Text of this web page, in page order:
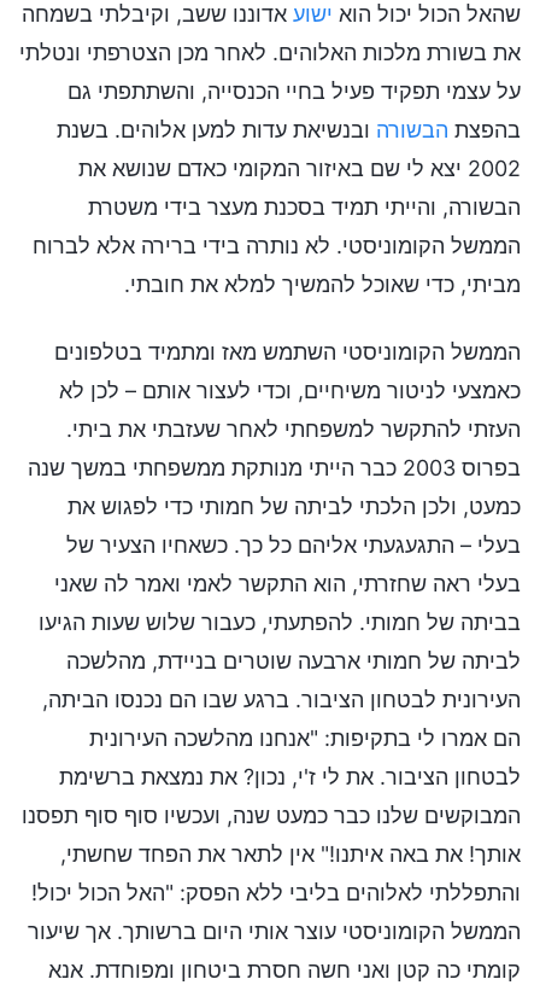
שהאל הכול יכול הוא ישוע אדוננו ששב, וקיבלתי בשמחה
את בשורת מלכות האלוהים. לאחר מכן הצטרפתי ונטלתי
על עצמי תפקיד פעיל בחיי הכנסייה, והשתתפתי גם
בהפצת הבשורה ובנשיאת עדות למען אלוהים. בשנת
2002 יצא לי שם באיזור המקומי כאדם שנושא את
הבשורה, והייתי תמיד בסכנת מעצר בידי משטרת
הממשל הקומוניסטי. לא נותרה בידי ברירה אלא לברוח
מביתי, כדי שאוכל להמשיך למלא את חובתי.
הממשל הקומוניסטי השתמש מאז ומתמיד בטלפונים
כאמצעי לניטור משיחיים, וכדי לעצור אותם – לכן לא
העזתי להתקשר למשפחתי לאחר שעזבתי את ביתי.
בפרוס 2003 כבר הייתי מנותקת ממשפחתי במשך שנה
כמעט, ולכן הלכתי לביתה של חמותי כדי לפגוש את
בעלי – התגעגעתי אליהם כל כך. כשאחיו הצעיר של
בעלי ראה שחזרתי, הוא התקשר לאמי ואמר לה שאני
בביתה של חמותי. להפתעתי, כעבור שלוש שעות הגיעו
לביתה של חמותי ארבעה שוטרים בניידת, מהלשכה
העירונית לבטחון הציבור. ברגע שבו הם נכנסו הביתה,
הם אמרו לי בתקיפות: "אנחנו מהלשכה העירונית
לבטחון הציבור. את לי ז'י, נכון? את נמצאת ברשימת
המבוקשים שלנו כבר כמעט שנה, ועכשיו סוף סוף תפסנו
אותך! את באה איתנו!" אין לתאר את הפחד שחשתי,
והתפללתי לאלוהים בליבי ללא הפסק: "האל הכול יכול!
הממשל הקומוניסטי עוצר אותי היום ברשותך. אך שיעור
קומתי כה קטן ואני חשה חסרת ביטחון ומפוחדת. אנא